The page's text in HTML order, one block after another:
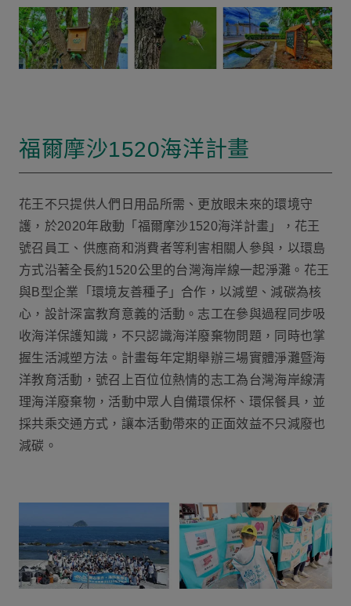
福爾摩沙1520海洋計畫
花王不只提供人們日用品所需、更放眼未來的環境守
護，於2020年啟動「福爾摩沙1520海洋計畫」，花王
號召員工、供應商和消費者等利害相關人參與，以環島
方式沿著全長約1520公里的台灣海岸線一起淨灘。花王
與B型企業「環境友善種子」合作，以減塑、減碳為核
心，設計深富教育意義的活動。志工在參與過程同步吸
收海洋保護知識，不只認識海洋廢棄物問題，同時也掌
握生活減塑方法。計畫每年定期舉辦三場實體淨灘暨海
洋教育活動，號召上百位位熱情的志工為台灣海岸線清
理海洋廢棄物，活動中眾人自備環保杯、環保餐具，並
採共乘交通方式，讓本活動帶來的正面效益不只減廢也
減碳。